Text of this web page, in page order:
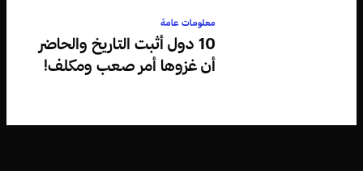
معلومات عامة
10 دول أثبت التاريخ والحاضر
أن غزوها أمر صعب ومكلف!